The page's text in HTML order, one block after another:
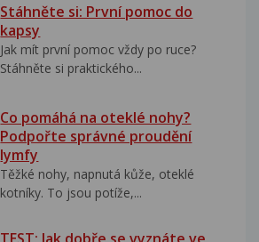
Stáhněte si: První pomoc do
kapsy
Jak mít první pomoc vždy po ruce?
Stáhněte si praktického...
Co pomáhá na oteklé nohy?
Podpořte správné proudění
lymfy
Těžké nohy, napnutá kůže, oteklé
kotníky. To jsou potíže,...
TEST: Jak dobře se vyznáte ve